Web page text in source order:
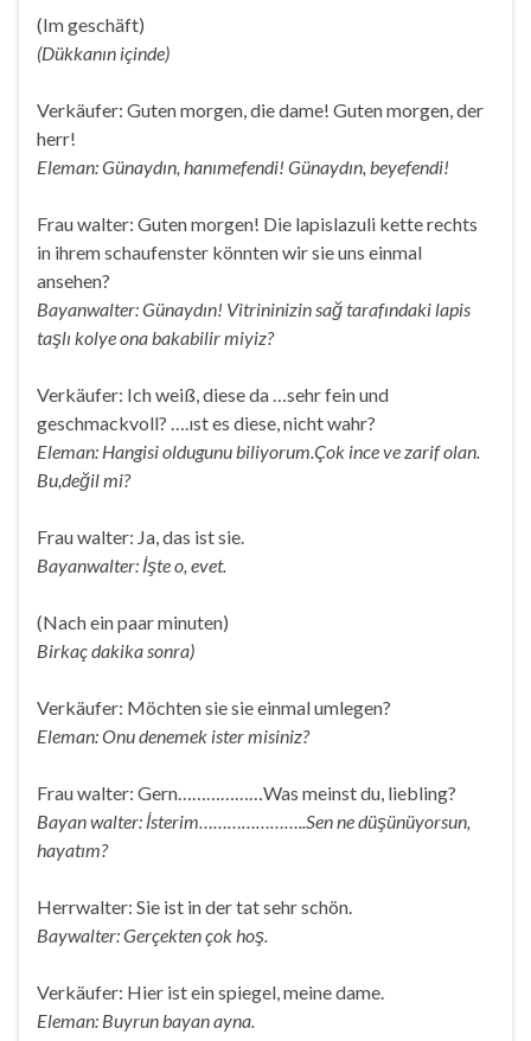
(Im geschäft)
(Dükkanın içinde)
Verkäufer: Guten morgen, die dame! Guten morgen, der
herr!
Eleman: Günaydın, hanımefendi! Günaydın, beyefendi!
Frau walter: Guten morgen! Die lapislazuli kette rechts
in ihrem schaufenster könnten wir sie uns einmal
ansehen?
Bayanwalter: Günaydın! Vitrininizin sağ tarafındaki lapis
taşlı kolye ona bakabilir miyiz?
Verkäufer: Ich weiß, diese da …sehr fein und
geschmackvoll? ….ıst es diese, nicht wahr?
Eleman: Hangisi oldugunu biliyorum.Çok ince ve zarif olan.
Bu,değil mi?
Frau walter: Ja, das ist sie.
Bayanwalter: İşte o, evet.
(Nach ein paar minuten)
Birkaç dakika sonra)
Verkäufer: Möchten sie sie einmal umlegen?
Eleman: Onu denemek ister misiniz?
Frau walter: Gern………………Was meinst du, liebling?
Bayan walter: İsterim…………………..Sen ne düşünüyorsun,
hayatım?
Herrwalter: Sie ist in der tat sehr schön.
Baywalter: Gerçekten çok hoş.
Verkäufer: Hier ist ein spiegel, meine dame.
Eleman: Buyrun bayan ayna.